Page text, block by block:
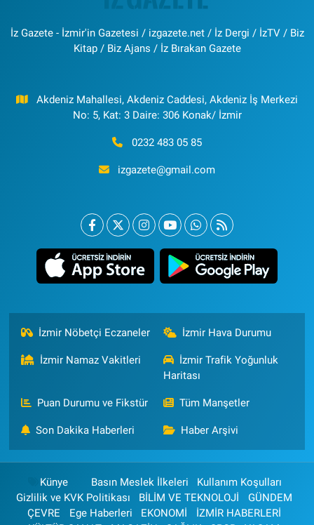
İz Gazete - İzmir'in Gazetesi / izgazete.net / İz Dergi / İzTV / Biz
Kitap / Biz Ajans / İz Bırakan Gazete
Akdeniz Mahallesi, Akdeniz Caddesi, Akdeniz İş Merkezi
No: 5, Kat: 3 Daire: 306 Konak/ İzmir
0232 483 05 85
izgazete@gmail.com
İzmir Nöbetçi Eczaneler İzmir Hava Durumu
İzmir Namaz Vakitleri
İzmir Trafik Yoğunluk
Haritası
Puan Durumu ve Fikstür Tüm Manşetler
Son Dakika Haberleri Haber Arşivi
Künye Basın Meslek İlkeleri
Kullanım Koşulları
Gizlilik ve KVK Politikası
BİLİM VE TEKNOLOJİ
GÜNDEM
ÇEVRE
Ege Haberleri EKONOMİ
İZMİR HABERLERİ